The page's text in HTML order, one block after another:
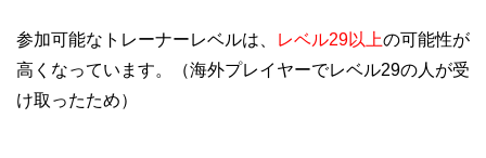
参加可能なトレーナーレベルは、 レベル29以上の可能性が
高くなっています。（海外プレイヤーでレベル29の人が受
け取ったため）